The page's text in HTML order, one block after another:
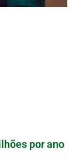
por ano